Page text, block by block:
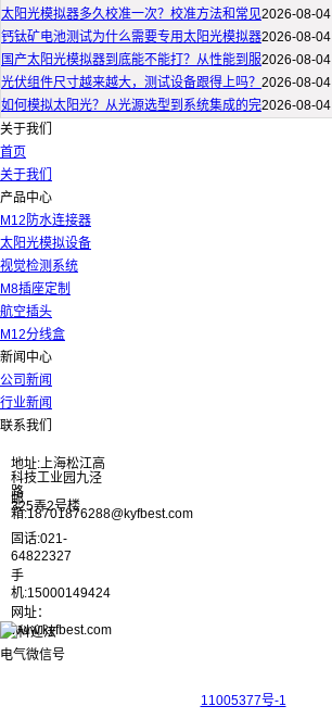
太阳光模拟器多久校准一次？校准方法和常见2026-08-04
钙钛矿电池测试为什么需要专用太阳光模拟器2026-08-04
国产太阳光模拟器到底能不能打？从性能到服2026-08-04
光伏组件尺寸越来越大，测试设备跟得上吗？ 2026-08-04
如何模拟太阳光？从光源选型到系统集成的完2026-08-04
关于我们
首页
关于我们
产品中心
M12防水连接器
太阳光模拟设备
视觉检测系统
M8插座定制
航空插头
M12分线盒
新闻中心
公司新闻
行业新闻
联系我们
地址:上海松江高
科技工业园九泾
路
325弄2号楼
邮
箱:18701876288@kyfbest.com
固话:021-
64822327
手
机:15000149424
网址：
www.kyfbest.com
11005377号-1